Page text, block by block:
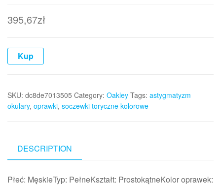
395,67zł
Kup
SKU: dc8de7013505 Category: Oakley Tags: astygmatyzm
okulary, oprawki, soczewki toryczne kolorowe
DESCRIPTION
Płeć: MęskieTyp: PełneKształt: ProstokątneKolor oprawek: